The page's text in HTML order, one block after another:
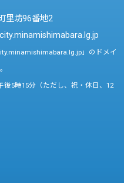
里坊96番地2
」のドメイ
後5時15分（ただし、祝・休日、12